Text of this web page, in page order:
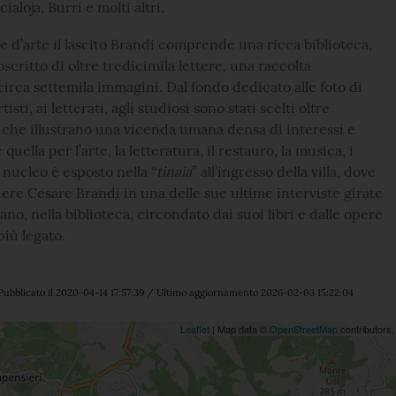
Burri e molti altri.
d’arte il lascito Brandi comprende una ricca biblioteca,
di oltre tredicimila lettere, una raccolta
settemila immagini. Dal fondo dedicato alle foto di
ai letterati, agli studiosi sono stati scelti oltre
illustrano una vicenda umana densa di interessi e
quella per l’arte, la letteratura, il restauro, la musica, i
è esposto nella “tinaia” all’ingresso della villa, dove
Cesare Brandi in una delle sue ultime interviste girate
nella biblioteca, circondato dai suoi libri e dalle opere
legato.
il 2020-04-14 17:57:39 / Ultimo aggiornamento 2026-02-03 15:22:04
Leaflet | Map data © OpenStreetMap contributors,